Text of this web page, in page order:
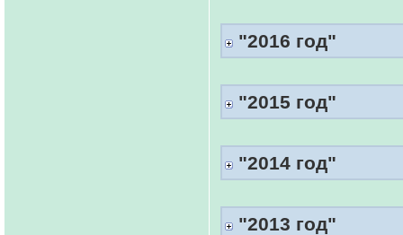
"2016 год"
"2015 год"
"2014 год"
"2013 год"